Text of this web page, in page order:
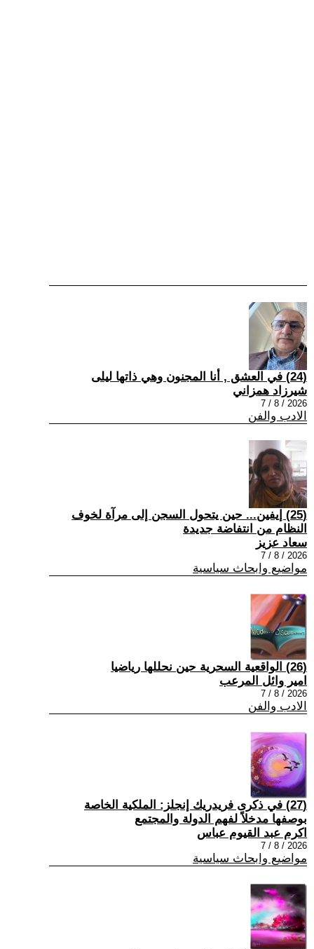
(24) في العشق , أنا المجنون وهي ذاتها ليلى
شيرزاد همزاني
2026 / 8 / 7
الادب والفن
(25) إيفين... حين يتحول السجن إلى مرآة لخوف
النظام من انتفاضة جديدة
سعاد عزيز
2026 / 8 / 7
مواضيع وابحاث سياسية
(26) الواقعية السحرية حين نحللها رياضيا
امير وائل المرعب
2026 / 8 / 7
الادب والفن
(27) في ذكرى فريدريك إنجلز: الملكية الخاصة
بوصفها مدخلاً لفهم الدولة والمجتمع
اكرم عبد القيوم عباس
2026 / 8 / 7
مواضيع وابحاث سياسية